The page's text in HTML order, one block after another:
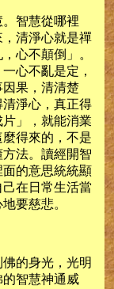
智慧從哪裡
清淨心就是禪
心不顛倒」。
心不亂是定，
果，清清楚
淨心，真正得
」，就能消業
得來的，不是
法。讀經開智
的意思統統顯
在日常生活當
要慈悲。
的身光，光明
智慧神通威